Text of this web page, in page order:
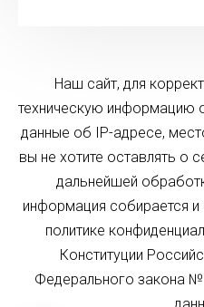
Наш сайт, для
техническую информацию
данные об IP-адресе,
вы не хотите оставлять о
дальнейшей
информация собирается
политике
Конституции
Федерального закона